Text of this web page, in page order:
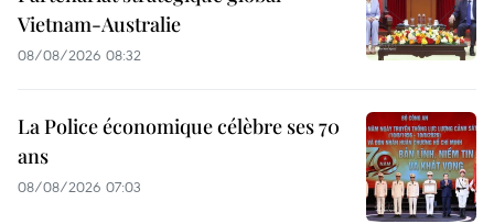
Vietnam-Australie
08/08/2026 08:32
La Police économique célèbre ses 70
ans
08/08/2026 07:03